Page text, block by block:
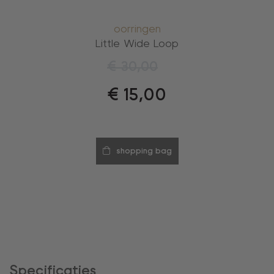
oorringen
Little Wide Loop
€ 15,00
shopping bag
Specificaties